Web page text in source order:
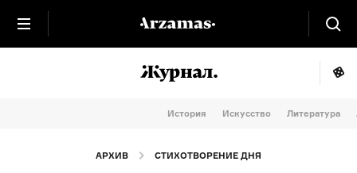
История Искусство Литература
АРХИВ СТИХОТВОРЕНИЕ ДНЯ